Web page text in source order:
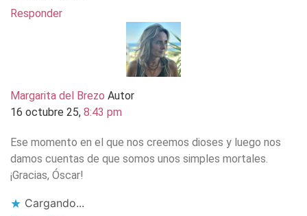
Responder
Margarita del Brezo Autor
16 octubre 25, 8:43 pm
Ese momento en el que nos creemos dioses y luego nos
damos cuentas de que somos unos simples mortales.
¡Gracias, Óscar!
Cargando...